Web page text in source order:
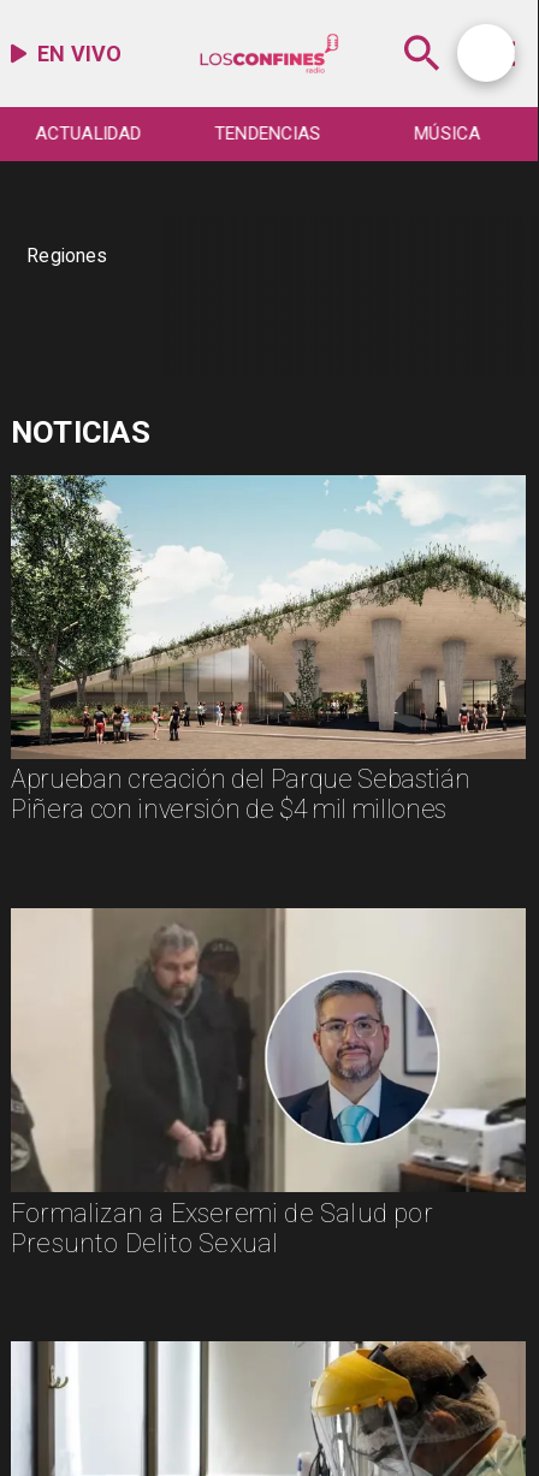
EN VIVO
ACTUALIDAD TENDENCIAS MÚSICA
Regiones
NOTICIAS
Aprueban creación del Parque Sebastián
Piñera con inversión de $4 mil millones
Formalizan a Exseremi de Salud por
Presunto Delito Sexual